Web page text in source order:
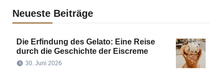
Neueste Beiträge
Die Erfindung des Gelato: Eine Reise
durch die Geschichte der Eiscreme
30. Juni 2026